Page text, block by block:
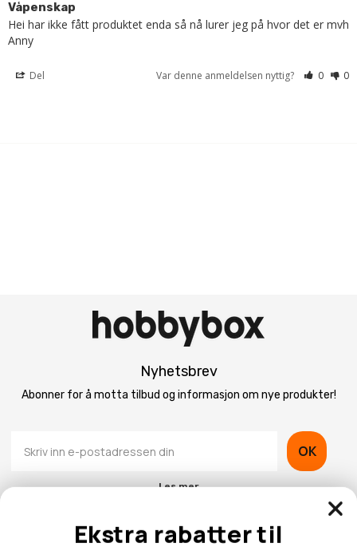
Våpenskap
Hei har ikke fått produktet enda så nå lurer jeg på hvor det er mvh
Anny
Del Var denne anmeldelsen nyttig? 0 0
Nyhetsbrev
Abonner for å motta tilbud og informasjon om nye produkter!
OK
Les mer
Ekstra rabatter til